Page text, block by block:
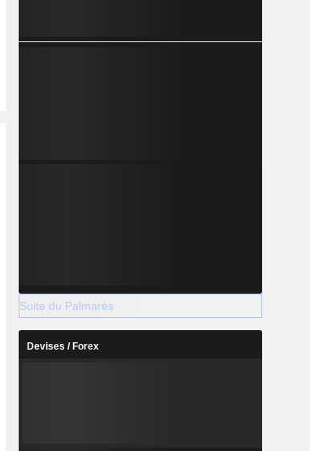
Suite du Palmarès
Devises / Forex